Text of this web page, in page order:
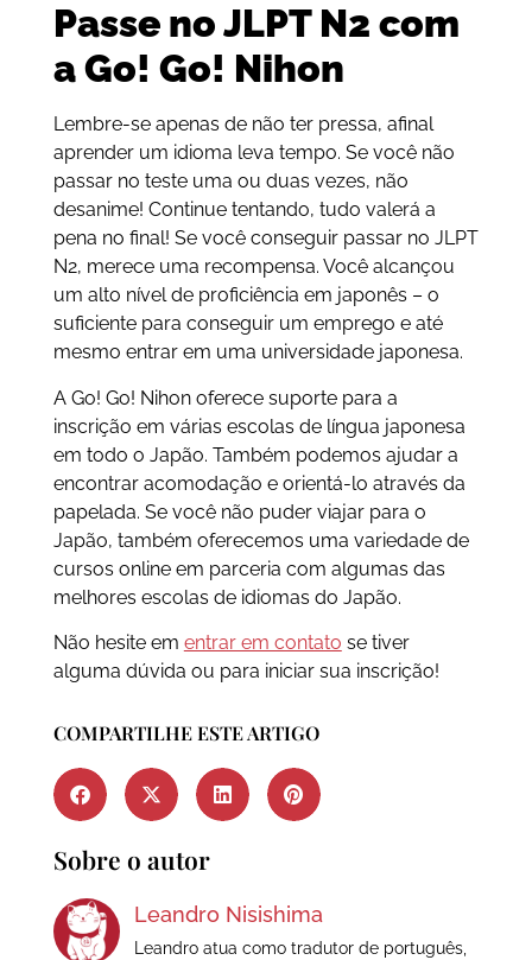
Passe no JLPT N2 com
a Go! Go! Nihon
Lembre-se apenas de não ter pressa, afinal
aprender um idioma leva tempo. Se você não
passar no teste uma ou duas vezes, não
desanime! Continue tentando, tudo valerá a
pena no final! Se você conseguir passar no JLPT
N2, merece uma recompensa. Você alcançou
um alto nível de proficiência em japonês – o
suficiente para conseguir um emprego e até
mesmo entrar em uma universidade japonesa.
A Go! Go! Nihon oferece suporte para a
inscrição em várias escolas de língua japonesa
em todo o Japão. Também podemos ajudar a
encontrar acomodação e orientá-lo através da
papelada. Se você não puder viajar para o
Japão, também oferecemos uma variedade de
cursos online em parceria com algumas das
melhores escolas de idiomas do Japão.
Não hesite em entrar em contato se tiver
alguma dúvida ou para iniciar sua inscrição!
COMPARTILHE ESTE ARTIGO
Sobre o autor
Leandro Nisishima
Leandro atua como tradutor de português,